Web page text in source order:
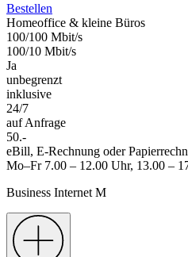
Bestellen
Homeoffice & kleine Büros
100/100 Mbit/s
100/10 Mbit/s
Ja
unbegrenzt
inklusive
24/7
auf Anfrage
50.-
eBill, E-Rechnung oder
Mo–Fr 7.00 – 12.00 Uhr, 13.00 –
Business Internet M